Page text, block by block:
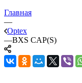
Главная
—
Optex
—BXS CAP(S)